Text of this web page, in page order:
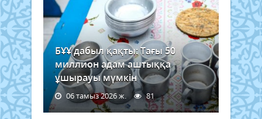
БҰҰ дабыл қақты: Тағы 50
миллион адам аштыққа
ұшырауы мүмкін
06 тамыз 2026 ж. 81